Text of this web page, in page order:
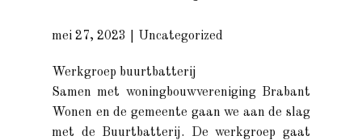
mei 27, 2023 Uncategorized
Werkgroep buurtbatterij
Samen met woningbouwvereniging Brabant
Wonen en de gemeente gaan we aan de slag
met de Buurtbatterij. De werkgroep gaat